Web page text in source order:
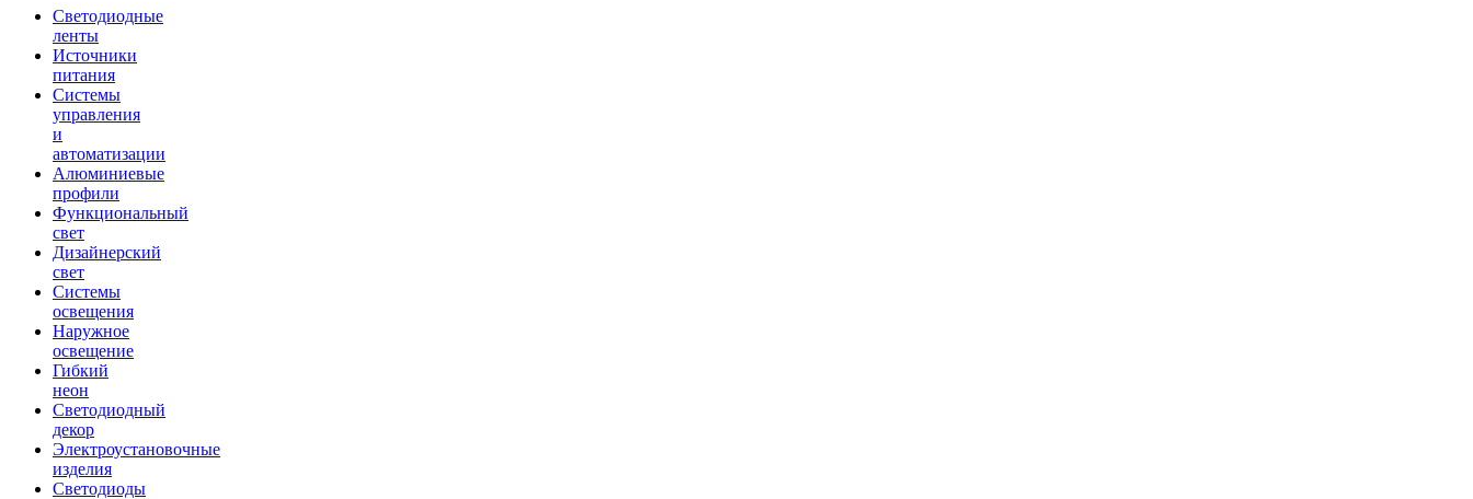
Светодиодные
ленты
Источники
питания
Системы
управления
и
автоматизации
Алюминиевые
профили
Функциональный
свет
Дизайнерский
свет
Системы
освещения
Наружное
освещение
Гибкий
неон
Светодиодный
декор
Электроустановочные
изделия
Светодиоды